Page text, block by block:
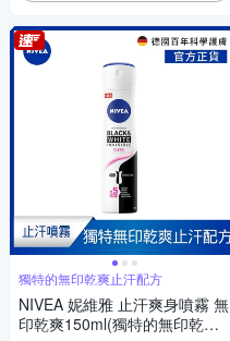
獨特的無印乾爽止汗配方
NIVEA 妮維雅 止汗爽身噴霧 無
印乾爽150ml(獨特的無印乾爽